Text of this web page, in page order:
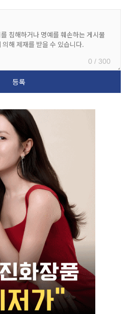
0 / 300